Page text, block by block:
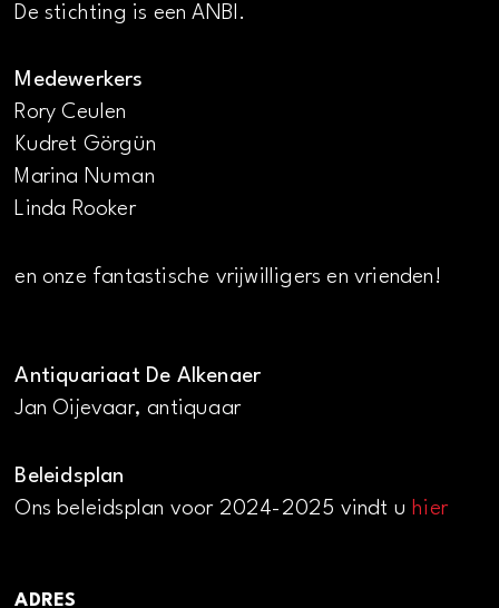
De stichting is een ANBI.
Medewerkers
Rory Ceulen
Kudret Görgün
Marina Numan
Linda Rooker
en onze fantastische vrijwilligers en vrienden!
Antiquariaat De Alkenaer
Jan Oijevaar, antiquaar
Beleidsplan
Ons beleidsplan voor 2024-2025 vindt u hier
ADRES